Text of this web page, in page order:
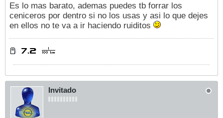
Es lo mas barato, ademas puedes tb forrar los
ceniceros por dentro si no los usas y asi lo que dejes
en ellos no te va a ir haciendo ruiditos
Invitado